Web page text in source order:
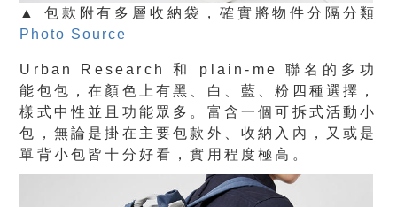
▲ 包款附有多層收納袋，確實將物件分隔分類
Photo Source
Urban Research 和 plain-me 聯名的多功
能包包，在顏色上有黑、白、藍、粉四種選擇，
樣式中性並且功能眾多。富含一個可拆式活動小
包，無論是掛在主要包款外、收納入內，又或是
單背小包皆十分好看，實用程度極高。